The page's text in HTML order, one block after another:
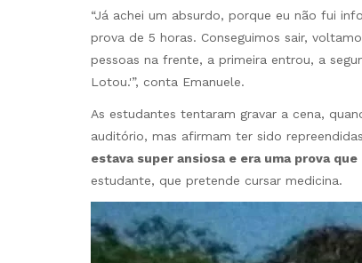
“Já achei um absurdo, porque eu não fui
prova de 5 horas. Conseguimos sair,
pessoas na frente, a primeira entrou, a
Lotou.'”, conta Emanuele.
As estudantes tentaram gravar a cena,
auditório, mas afirmam ter sido
estava super ansiosa e era uma prova
estudante, que pretende cursar medicina.